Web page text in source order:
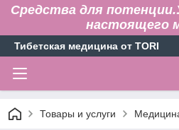
Средства для
настоящего
Тибетская медицина от TORI
Товары и услуги